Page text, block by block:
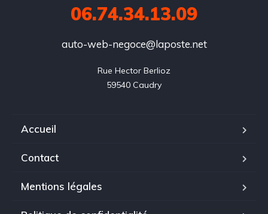
06.74.34.13.09
auto-web-negoce@laposte.net
Rue Hector Berlioz
59540 Caudry
Accueil
Contact
Mentions légales